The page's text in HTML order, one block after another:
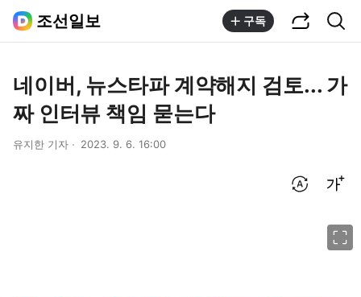
조선일보 구독
네이버, 뉴스타파 계약해지 검토... 가
짜 인터뷰 책임 묻는다
유지한 기자 2023. 9. 6. 16:00